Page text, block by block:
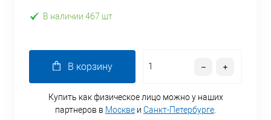
В наличии 467 шт
В корзину
Купить как физическое лицо можно у наших
партнеров в Москве и Санкт-Петербурге